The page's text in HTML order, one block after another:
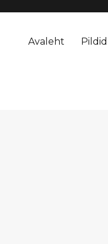
Avaleht Pildid